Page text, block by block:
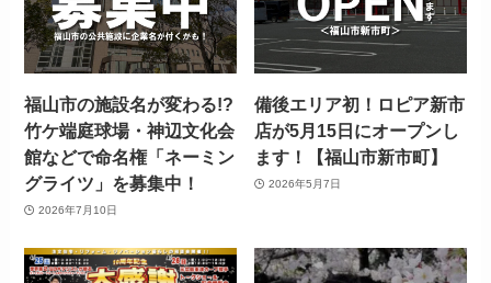
福山市の施設名が変わる!?
竹ケ端庭球場・神辺文化会
館などで命名権「ネーミン
グライツ」を募集中！
2026年7月10日
備後エリア初！ロピア新市
店が5月15日にオープンし
ます！【福山市新市町】
2026年5月7日